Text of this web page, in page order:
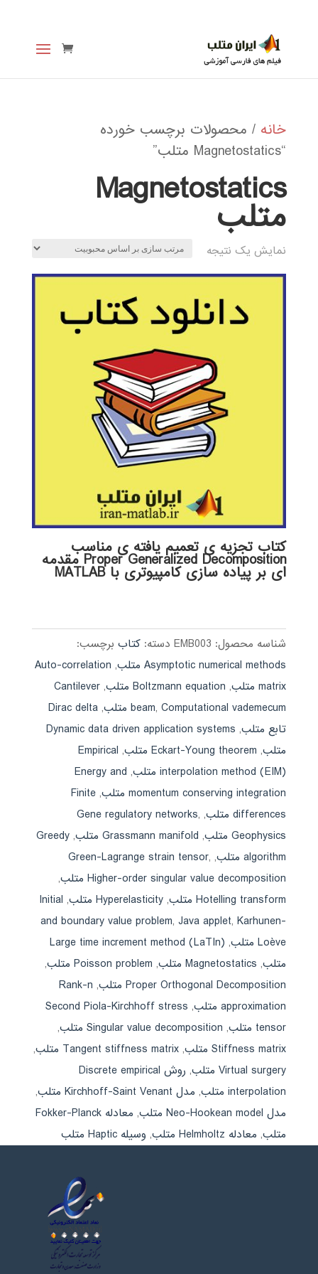
خانه / محصولات برچسب خورده
“Magnetostatics متلب”
Magnetostatics
متلب
نمایش یک نتیجه
کتاب تجزیه ی تعمیم یافته ی مناسب
Proper Generalized Decomposition مقدمه
ای بر پیاده سازی کامپیوتری با MATLAB
شناسه محصول: EMB003 دسته: کتاب برچسب:
Asymptotic numerical methods متلب
,
Auto-correlation
matrix متلب
, Boltzmann equation متلب ,
Cantilever
beam,Computational vademecum متلب ,
Dirac delta
تابع متلب,
Dynamic data driven application systems
متلب, Eckart-Young theorem متلب ,
Empirical
interpolation method (EIM) متلب
,
Energy and
momentum conserving integration متلب
,
Finite
differences متلب
,
Gene regulatory networks,
Geophysics متلب
, Grassmann manifold متلب ,
Greedy
algorithm متلب
,
Green-Lagrange strain tensor,
Higher-order singular value decomposition متلب
,
Hotelling transform متلب
, Hyperelasticity متلب ,
Initial
and boundary value problem,Java applet,Karhunen-
Loève متلب
,
Large time increment method (LaTIn)
متلب, Magnetostatics متلب , Poisson problem متلب
,
Proper Orthogonal Decomposition متلب
,
Rank-n
approximation متلب
,
Second Piola-Kirchhoff stress
tensor متلب
, Singular value decomposition متلب
,
Stiffness matrix متلب
, Tangent stiffness matrix متلب
,
Virtual surgery متلب
,
روش Discrete empirical
interpolation متلب
, مدل Kirchhoff-Saint Venant متلب
,
مدل Neo-Hookean model متلب
,
معادله Fokker-Planck
متلب, معادله Helmholtz متلب , وسیله Haptic متلب